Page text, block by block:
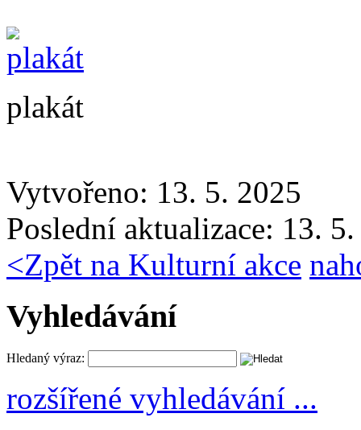
plakát
Vytvořeno: 13. 5. 2025
Poslední aktualizace: 13.
<Zpět na Kulturní akce
Vyhledávání
Hledaný výraz:
rozšířené vyhledávání ...